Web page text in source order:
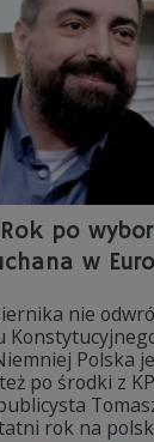
Rok po
w
nie
Polska
po środki z
rok na